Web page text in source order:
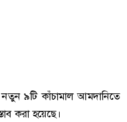
৯টি কাঁচামাল আমদানিতে
করা হয়েছে।